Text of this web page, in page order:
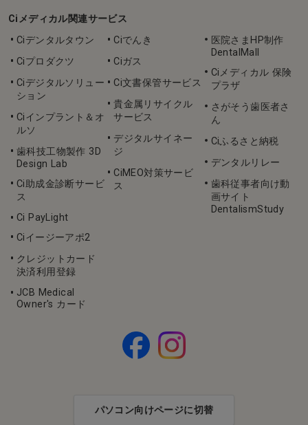
Ciメディカル関連サービス
Ciデンタルタウン
Ciプロダクツ
Ciデジタルソリュー
ション
Ciインプラント＆オ
ルソ
歯科技工物製作 3D
Design Lab
Ci助成金診断サービ
ス
Ci PayLight
Ciイージーアポ2
クレジットカード
決済利用登録
JCB Medical
Owner's カード
Ciでんき
Ciガス
Ci文書保管サービス
貴金属リサイクル
サービス
デジタルサイネー
ジ
CiMEO対策サービ
ス
医院さまHP制作
DentalMall
Ciメディカル 保険
プラザ
さがそう歯医者さ
ん
Ciふるさと納税
デンタルリレー
歯科従事者向け動
画サイト
DentalismStudy
パソコン向けページに切替